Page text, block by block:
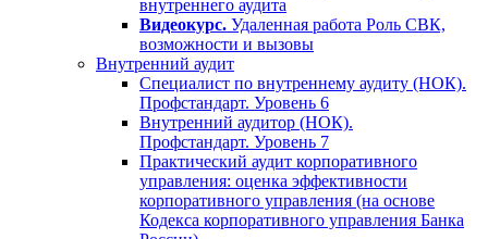
внутреннего аудита
Видеокурс. Удаленная работа Роль СВК,
возможности и вызовы
Внутренний аудит
Специалист по внутреннему аудиту (НОК).
Профстандарт. Уровень 6
Внутренний аудитор (НОК).
Профстандарт. Уровень 7
Практический аудит корпоративного
управления: оценка эффективности
корпоративного управления (на основе
Кодекса корпоративного управления Банка